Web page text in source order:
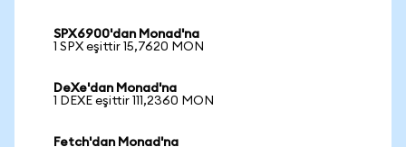
SPX6900'dan Monad'na
1 SPX eşittir 15,7620 MON
DeXe'dan Monad'na
1 DEXE eşittir 111,2360 MON
Fetch'dan Monad'na